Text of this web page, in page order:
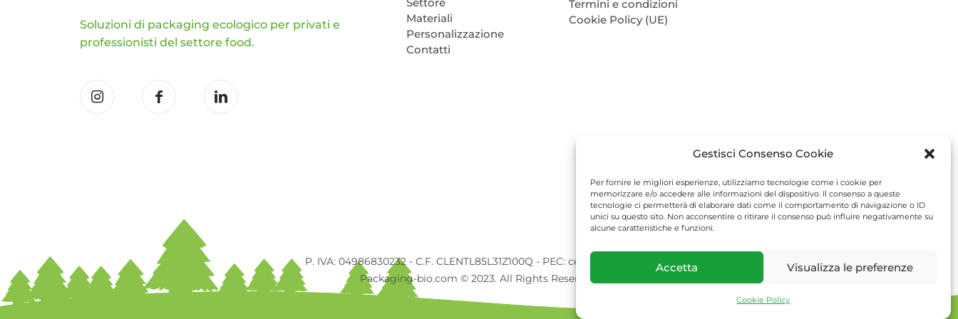
Gestisci Consenso Cookie
Per fornire le migliori esperienze, utilizziamo tecnologie come i cookie per
memorizzare e/o accedere alle informazioni del dispositivo. Il consenso a queste
tecnologie ci permetterà di elaborare dati come il comportamento di navigazione o ID
unici su questo sito. Non acconsentire o ritirare il consenso può influire negativamente su
alcune caratteristiche e funzioni.
Accetta Visualizza le preferenze
Cookie Policy
Soluzioni di packaging ecologico per privati e
professionisti del settore food.
Settore
Materiali
Personalizzazione
Contatti
Termini e condizioni
Cookie Policy (UE)
P. IVA: 04986830232 - C.F. CLENTL85L31Z100Q - PEC: cela.nertil@pec.it
Packaging-bio.com © 2023. All Rights Reserved.